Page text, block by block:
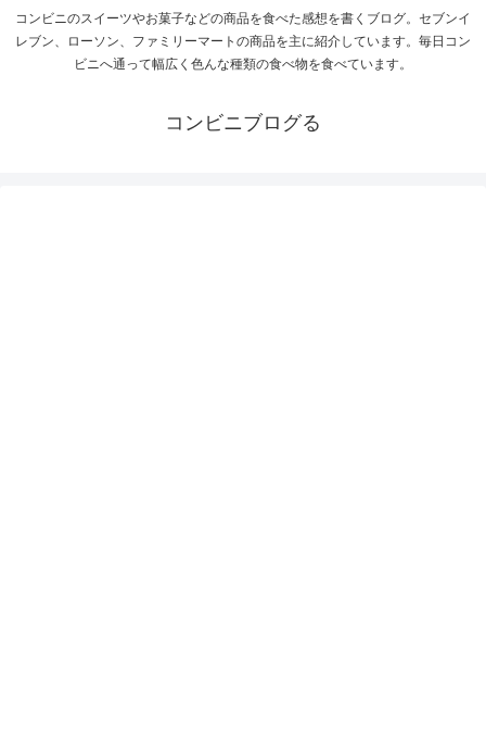
コンビニのスイーツやお菓子などの商品を食べた感想を書くブログ。セブンイ
レブン、ローソン、ファミリーマートの商品を主に紹介しています。毎日コン
ビニへ通って幅広く色んな種類の食べ物を食べています。
コンビニブログる